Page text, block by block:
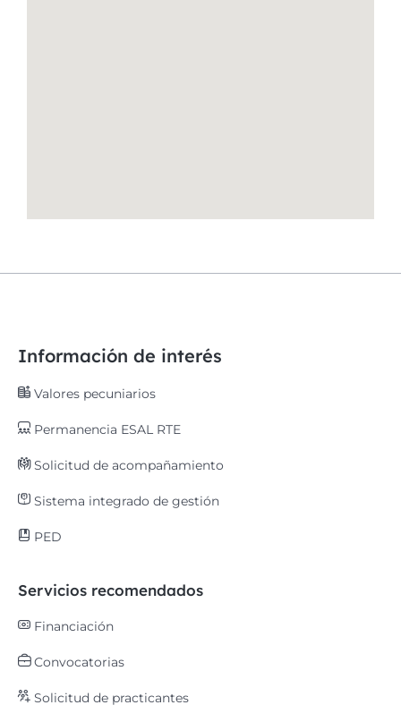
Información de interés
Valores pecuniarios
Permanencia ESAL RTE
Solicitud de acompañamiento
Sistema integrado de gestión
PED
Servicios recomendados
Financiación
Convocatorias
Solicitud de practicantes